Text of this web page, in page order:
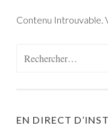
Contenu Introuvable.
EN DIRECT